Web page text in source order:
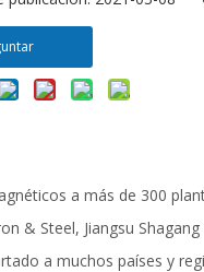
a más de 300
& Steel, Jiangsu
a muchos países y